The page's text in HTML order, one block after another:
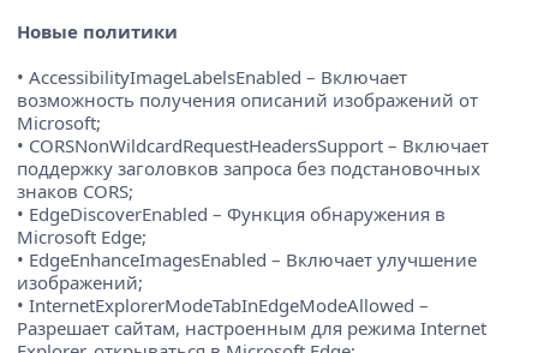
Новые политики
• AccessibilityImageLabelsEnabled – Включает
возможность получения описаний изображений от
Microsoft;
• CORSNonWildcardRequestHeadersSupport – Включает
поддержку заголовков запроса без подстановочных
знаков CORS;
• EdgeDiscoverEnabled – Функция обнаружения в
Microsoft Edge;
• EdgeEnhanceImagesEnabled – Включает улучшение
изображений;
• InternetExplorerModeTabInEdgeModeAllowed –
Разрешает сайтам, настроенным для режима Internet